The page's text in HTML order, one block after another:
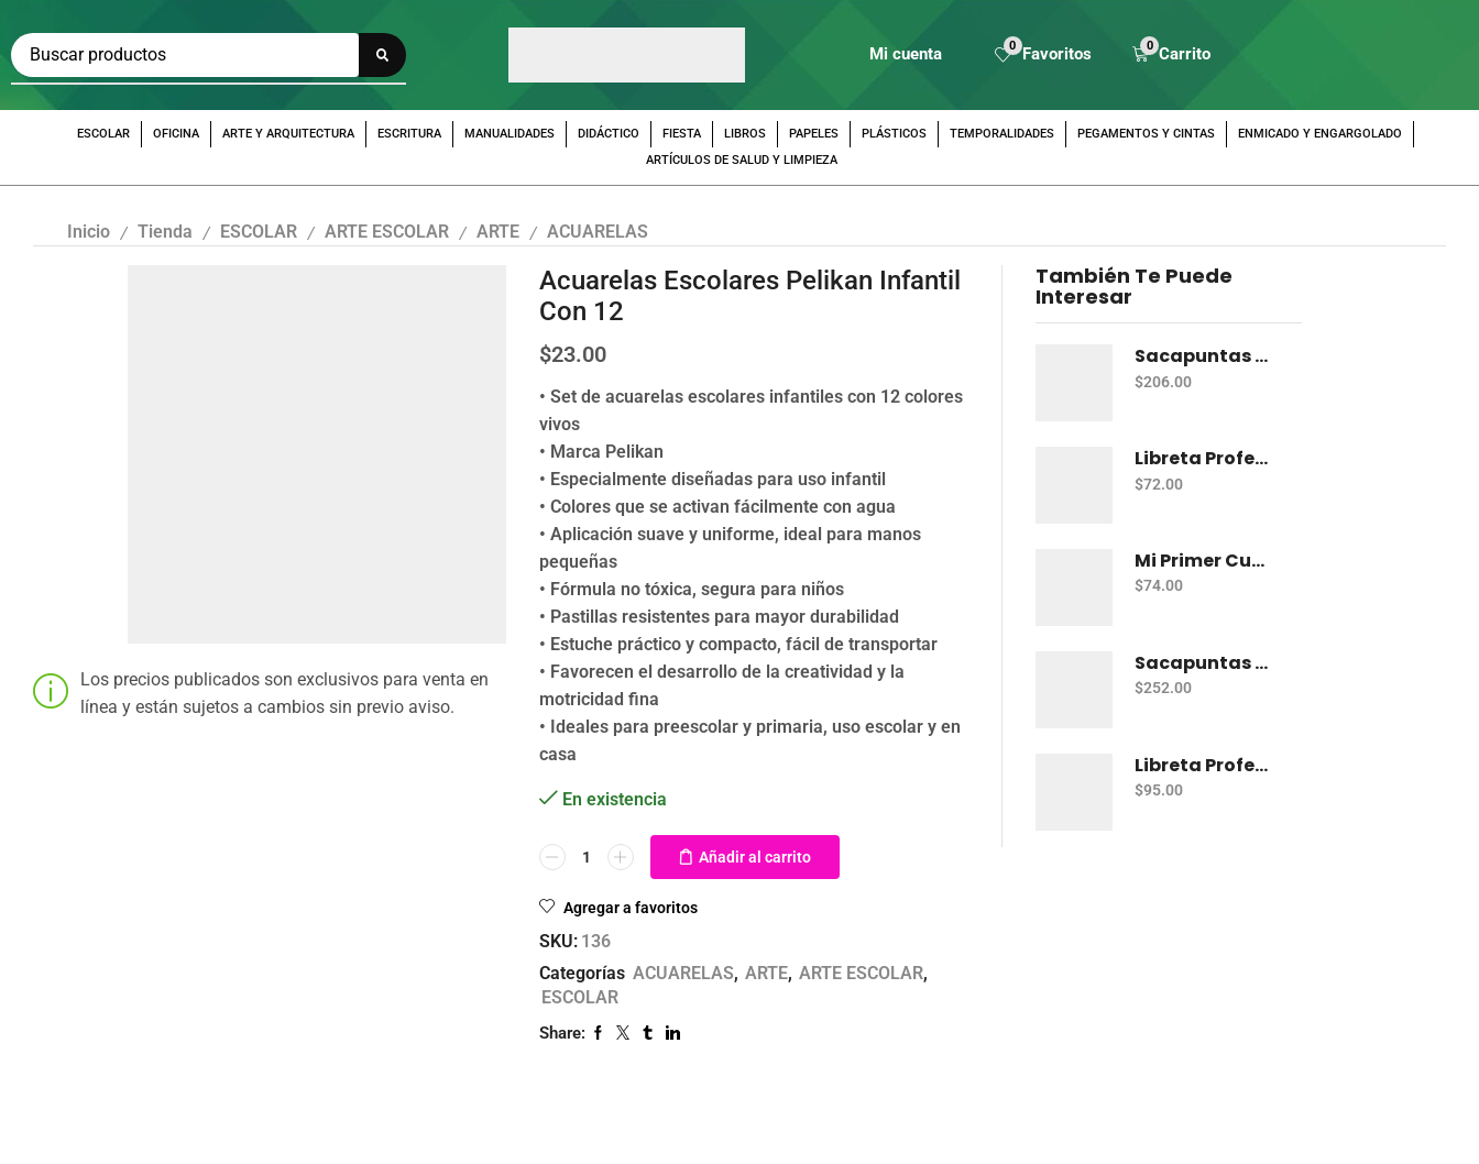
Mi cuenta 0 Favoritos 0 Carrito
ESCOLAR OFICINA ARTE Y ARQUITECTURA ESCRITURA MANUALIDADES DIDÁCTICO FIESTA LIBROS PAPELES PLÁSTICOS TEMPORALIDADES PEGAMENTOS Y CINTAS
ENMICADO Y ENGARGOLADO
ARTÍCULOS DE SALUD Y LIMPIEZA
Inicio / Tienda / ESCOLAR / ARTE ESCOLAR / ARTE / ACUARELAS
Los precios publicados son exclusivos para venta en
línea y están sujetos a cambios sin previo aviso.
Acuarelas Escolares Pelikan Infantil
Con 12
$23.00
• Set de acuarelas escolares infantiles con 12 colores
vivos
• Marca Pelikan
• Especialmente diseñadas para uso infantil
• Colores que se activan fácilmente con agua
• Aplicación suave y uniforme, ideal para manos
pequeñas
• Fórmula no tóxica, segura para niños
• Pastillas resistentes para mayor durabilidad
• Estuche práctico y compacto, fácil de transportar
• Favorecen el desarrollo de la creatividad y la
motricidad fina
• Ideales para preescolar y primaria, uso escolar y en
casa
En existencia
Añadir al carrito
Agregar a favoritos
SKU: 136
Categorías ACUARELAS, ARTE, ARTE ESCOLAR,
ESCOLAR
Share:
También Te Puede
Interesar
Sacapuntas Maped Shaker 2 Orificios - Bote Con 12
$206.00
Libreta Profesional De Espiral Norma Color 100 H C-7
$72.00
Mi Primer Cuaderno Cuadritos "A" (10Mm) 50 Hojas Norma
$74.00
Sacapuntas Kores Kolorito Lapiz 1 Orif C/20
$252.00
Libreta Profesional De Espiral Printaform Arcoiris Pastel 100 H Ry
$95.00